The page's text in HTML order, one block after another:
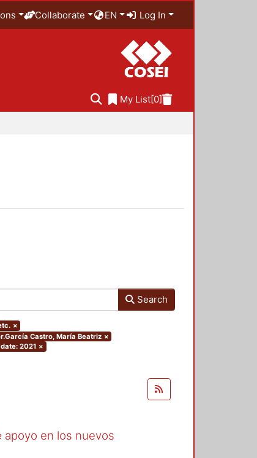
Collaborate EN Log In
My List[0]
Search
×
Castro, María Beatriz ×
2021 ×
en los nuevos